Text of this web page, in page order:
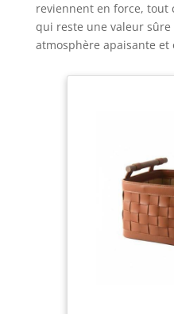
reviennent en force, tout
qui reste une valeur
atmosphère apaisante et